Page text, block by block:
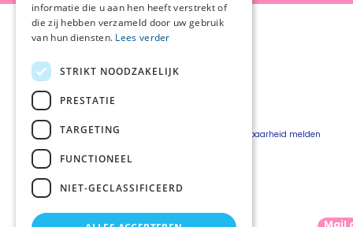
Over Palliaweb
Over PZNL
Pers
Vacatures
Webshop
Privacyverklaring
Beveiligingskwetsbaarheid melden
Mail
informatie die u aan hen heeft verstrekt of
die zij hebben verzameld door uw gebruik
van hun diensten. Lees verder
STRIKT NOODZAKELIJK
PRESTATIE
TARGETING
FUNCTIONEEL
NIET-GECLASSIFICEERD